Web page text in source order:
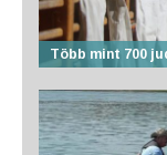
Több mint 700